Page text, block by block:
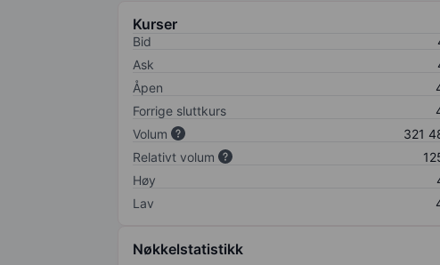
Kurser
Bid
Ask
Åpen
Forrige sluttkurs
Volum
321
Relativt volum
Høy
Lav
Nøkkelstatistikk